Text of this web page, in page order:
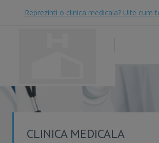
Reprezinti o clinica medicala? Uite cum
CLINICA MEDICALA